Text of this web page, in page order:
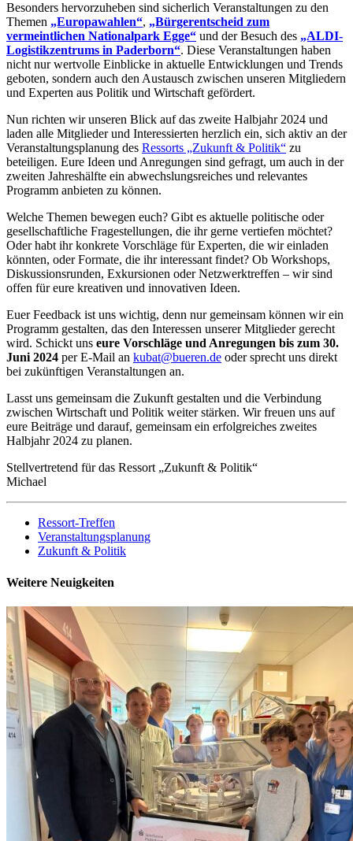
Besonders hervorzuheben sind sicherlich Veranstaltungen zu den
Themen „Europawahlen“, „Bürgerentscheid zum
vermeintlichen Nationalpark Egge“ und der Besuch des „ALDI-
Logistikzentrums in Paderborn“. Diese Veranstaltungen haben
nicht nur wertvolle Einblicke in aktuelle Entwicklungen und Trends
geboten, sondern auch den Austausch zwischen unseren Mitgliedern
und Experten aus Politik und Wirtschaft gefördert.
Nun richten wir unseren Blick auf das zweite Halbjahr 2024 und
laden alle Mitglieder und Interessierten herzlich ein, sich aktiv an der
Veranstaltungsplanung des Ressorts „Zukunft & Politik“ zu
beteiligen. Eure Ideen und Anregungen sind gefragt, um auch in der
zweiten Jahreshälfte ein abwechslungsreiches und relevantes
Programm anbieten zu können.
Welche Themen bewegen euch? Gibt es aktuelle politische oder
gesellschaftliche Fragestellungen, die ihr gerne vertiefen möchtet?
Oder habt ihr konkrete Vorschläge für Experten, die wir einladen
könnten, oder Formate, die ihr interessant findet? Ob Workshops,
Diskussionsrunden, Exkursionen oder Netzwerktreffen – wir sind
offen für eure kreativen und innovativen Ideen.
Euer Feedback ist uns wichtig, denn nur gemeinsam können wir ein
Programm gestalten, das den Interessen unserer Mitglieder gerecht
wird. Schickt uns eure Vorschläge und Anregungen bis zum 30.
Juni 2024 per E-Mail an kubat@bueren.de oder sprecht uns direkt
bei zukünftigen Veranstaltungen an.
Lasst uns gemeinsam die Zukunft gestalten und die Verbindung
zwischen Wirtschaft und Politik weiter stärken. Wir freuen uns auf
eure Beiträge und darauf, gemeinsam ein erfolgreiches zweites
Halbjahr 2024 zu planen.
Stellvertretend für das Ressort „Zukunft & Politik“
Michael
Ressort-Treffen
Veranstaltungsplanung
Zukunft & Politik
Weitere Neuigkeiten